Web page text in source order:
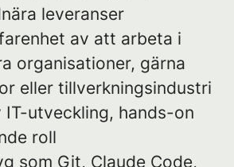
leveranser
av att arbeta i
organisationer, gärna
eller tillverkningsindustri
IT-utveckling, hands-on
roll
som Git, Claude Code,